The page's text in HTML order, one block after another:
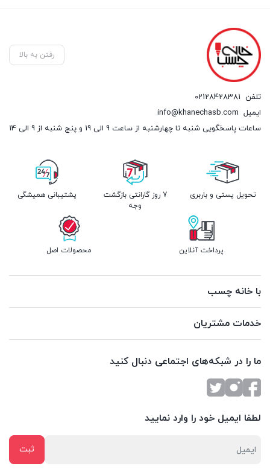
رفتن به بالا
تلفن 02128428381
ایمیل info@khanechasb.com
ساعات پاسخگویی شنبه تا چهارشنبه از ساعت 9 الی 19 و پنج شنبه از 9 الی 14
تحویل پستی و باربری
7 روز گارانتی بازگشت
وجه
پشتیبانی همیشگی
پرداخت آنلاین محصولات اصل
با خانه چسب
خدمات مشتریان
ما را در شبکه‌های اجتماعی دنبال کنید
لطفا ایمیل خود را وارد نمایید